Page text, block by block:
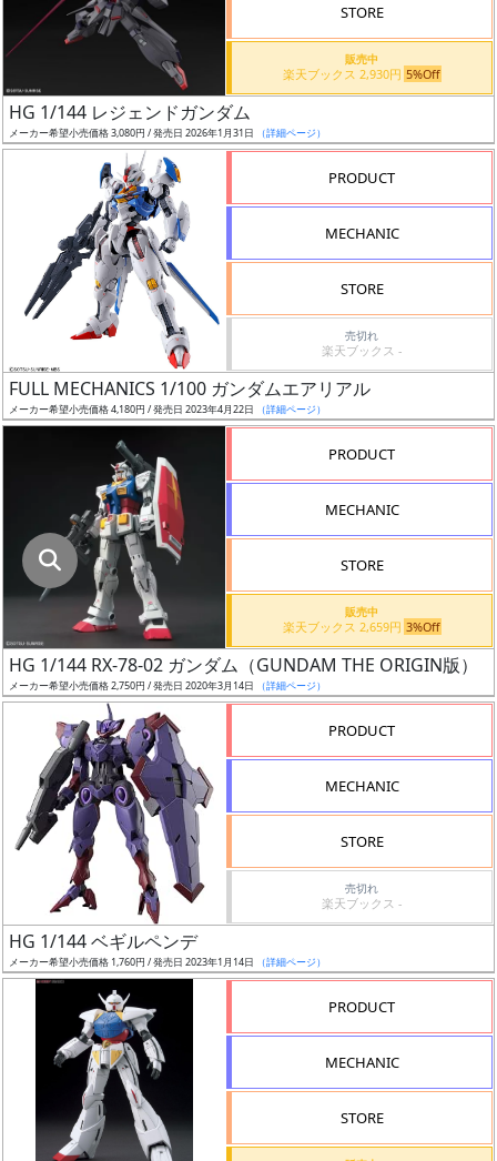
店
最
安
値
ッ
ク
ス
ア
ト
タ
ー
（β）
STORE
販売中
楽天ブックス 2,930円 5%Off
HG 1/144 レジェンドガンダム
メーカー希望小売価格 3,080円 / 発売日 2026年1月31日 （詳細ページ）
PRODUCT
MECHANIC
STORE
売切れ
楽天ブックス -
FULL MECHANICS 1/100 ガンダムエアリアル
メーカー希望小売価格 4,180円 / 発売日 2023年4月22日 （詳細ページ）
PRODUCT
MECHANIC
STORE
販売中
楽天ブックス 2,659円 3%Off
HG 1/144 RX-78-02 ガンダム（GUNDAM THE ORIGIN版）
メーカー希望小売価格 2,750円 / 発売日 2020年3月14日 （詳細ページ）
PRODUCT
MECHANIC
STORE
売切れ
楽天ブックス -
HG 1/144 ベギルペンデ
メーカー希望小売価格 1,760円 / 発売日 2023年1月14日 （詳細ページ）
PRODUCT
MECHANIC
STORE